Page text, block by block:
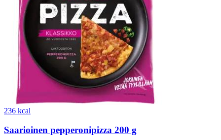
236 kcal
Saarioinen pepperonipizza 200 g